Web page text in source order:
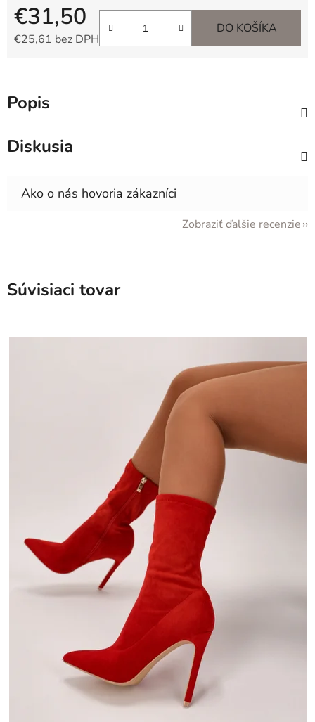
€31,50
€25,61 bez DPH
DO KOŠÍKA
Popis
Diskusia
Zobraziť ďalšie recenzie
Súvisiaci tovar